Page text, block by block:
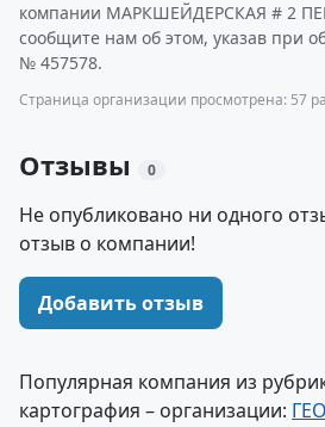
компании МАРКШЕЙДЕРСКАЯ # 2
сообщите нам об этом, указав при
№ 457578.
Страница организации просмотрена: 57
Отзывы 0
Не опубликовано ни одного
отзыв о компании!
Добавить отзыв
Популярная компания из
картография – организации: